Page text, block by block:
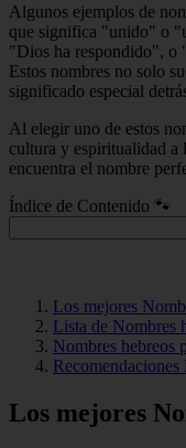
Algunos ejemplos de
que significa "unido" o
"Dios ha respondido", o
Estos nombres no solo
significado especial
Al elegir uno de estos
cultura y espiritualidad a
encuentra el nombre
Índice de Contenido 🐾
Los mejores
Lista de Nombres
Nombres hebreos
Los mejores